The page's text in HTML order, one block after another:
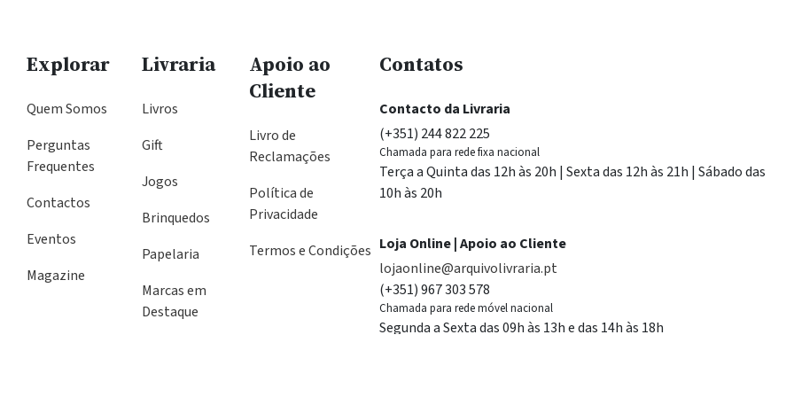
Explorar
Quem Somos
Perguntas
Frequentes
Contactos
Eventos
Magazine
Livraria
Livros
Gift
Jogos
Brinquedos
Papelaria
Marcas em
Destaque
Apoio ao
Cliente
Livro de
Reclamações
Política de
Privacidade
Termos e Condições
Contatos
Contacto da Livraria
(+351) 244 822 225
Chamada para rede fixa nacional
Terça a Quinta das 12h às 20h | Sexta das 12h às 21h | Sábado das
10h às 20h
Loja Online | Apoio ao Cliente
lojaonline@arquivolivraria.pt
(+351) 967 303 578
Chamada para rede móvel nacional
Segunda a Sexta das 09h às 13h e das 14h às 18h